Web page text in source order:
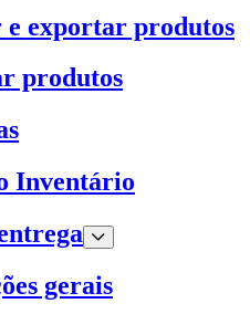
exportar produtos
produtos
Inventário
gerais